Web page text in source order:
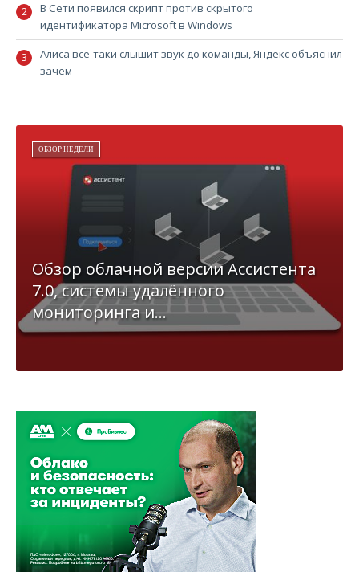
В Сети появился скрипт против скрытого
идентификатора Microsoft в Windows
Алиса всё-таки слышит звук до команды, Яндекс объяснил
зачем
ОБЗОР НЕДЕЛИ
Обзор облачной версии Ассистента
7.0, системы удалённого
мониторинга и...